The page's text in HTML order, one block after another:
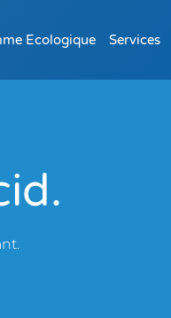
Ecologique Services